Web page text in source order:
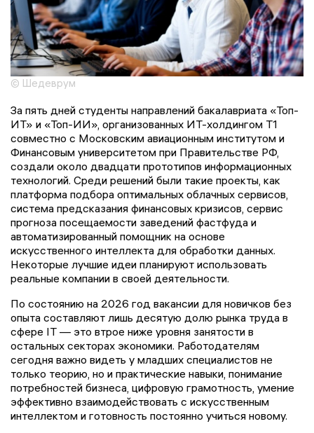
© Шедеврум
За пять дней студенты направлений бакалавриата «Топ-
ИТ» и «Топ-ИИ», организованных ИТ-холдингом Т1
совместно с Московским авиационным институтом и
Финансовым университетом при Правительстве РФ,
создали около двадцати прототипов информационных
технологий. Среди решений были такие проекты, как
платформа подбора оптимальных облачных сервисов,
система предсказания финансовых кризисов, сервис
прогноза посещаемости заведений фастфуда и
автоматизированный помощник на основе
искусственного интеллекта для обработки данных.
Некоторые лучшие идеи планируют использовать
реальные компании в своей деятельности.
По состоянию на 2026 год вакансии для новичков без
опыта составляют лишь десятую долю рынка труда в
сфере IT — это втрое ниже уровня занятости в
остальных секторах экономики. Работодателям
сегодня важно видеть у младших специалистов не
только теорию, но и практические навыки, понимание
потребностей бизнеса, цифровую грамотность, умение
эффективно взаимодействовать с искусственным
интеллектом и готовность постоянно учиться новому.